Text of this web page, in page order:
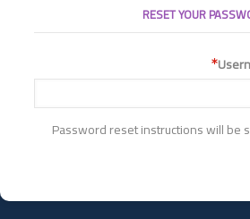
RESET YOUR
Password reset instructions will be